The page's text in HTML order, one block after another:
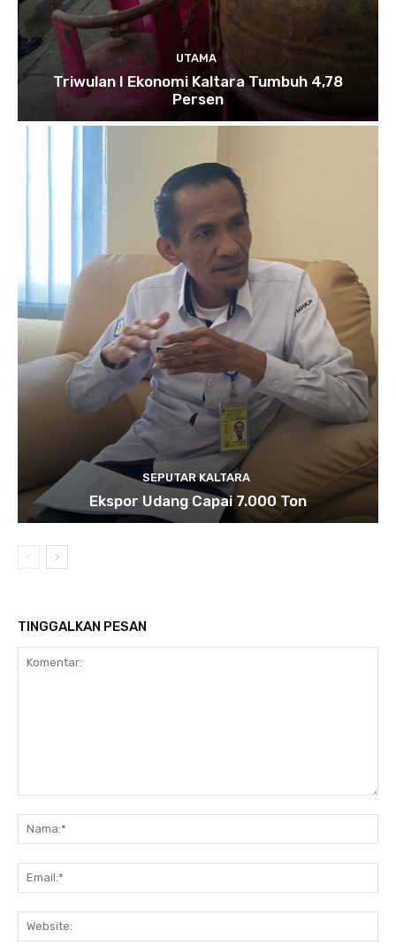
UTAMA
Triwulan I Ekonomi Kaltara Tumbuh 4,78
Persen
SEPUTAR KALTARA
Ekspor Udang Capai 7.000 Ton
TINGGALKAN PESAN